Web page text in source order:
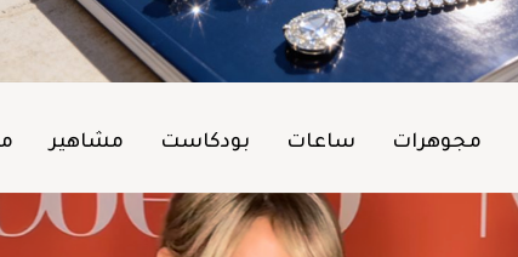
مجوهرات ساعات بودكاست مشاهير